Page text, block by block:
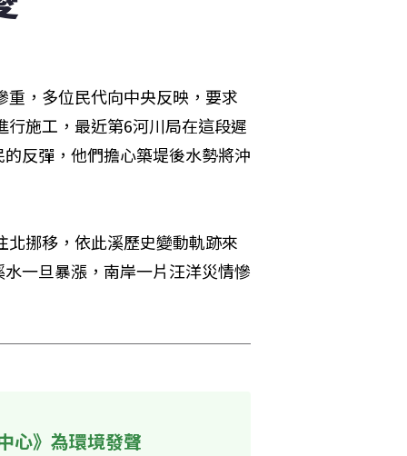
，多位民代向中央反映，要求
施工，最近第6河川局在這段遲
反彈，他們擔心築堤後水勢將沖
挪移，依此溪歷史變動軌跡來
一旦暴漲，南岸一片汪洋災情慘
心》為環境發聲